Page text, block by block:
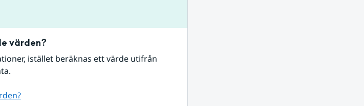
värden?
istället beräknas ett värde utifrån